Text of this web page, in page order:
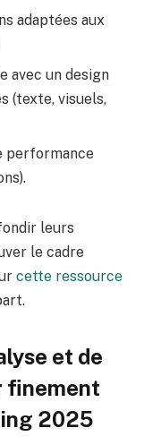
adaptées aux
avec un design
(texte, visuels,
performance
leurs
le cadre
cette ressource
et de
finement
2025